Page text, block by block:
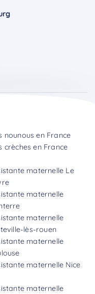
nounous en France
crèches en France
maternelle Le
maternelle
maternelle
lès-rouen
maternelle
maternelle Nice
maternelle